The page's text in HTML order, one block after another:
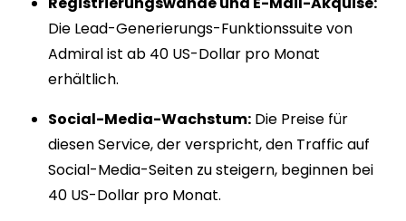
Die Lead-Generierungs-Funktionssuite von
Admiral ist ab 40 US-Dollar pro Monat
erhältlich.
Social-Media-Wachstum: Die Preise für
diesen Service, der verspricht, den Traffic auf
Social-Media-Seiten zu steigern, beginnen bei
40 US-Dollar pro Monat.